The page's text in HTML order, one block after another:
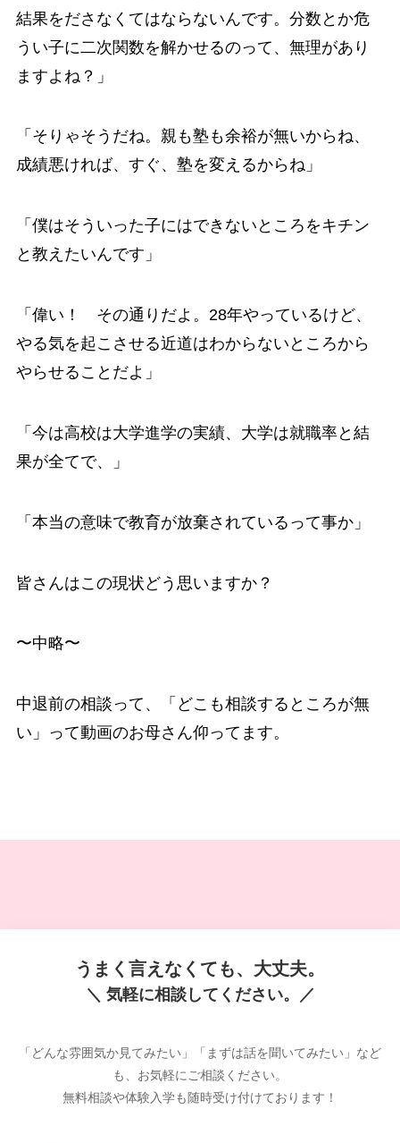
結果をださなくてはならないんです。分数とか危
うい子に二次関数を解かせるのって、無理があり
ますよね？」
「そりゃそうだね。親も塾も余裕が無いからね、
成績悪ければ、すぐ、塾を変えるからね」
「僕はそういった子にはできないところをキチン
と教えたいんです」
「偉い！ その通りだよ。28年やっているけど、
やる気を起こさせる近道はわからないところから
やらせることだよ」
「今は高校は大学進学の実績、大学は就職率と結
果が全てで、」
「本当の意味で教育が放棄されているって事か」
皆さんはこの現状どう思いますか？
〜中略〜
中退前の相談って、「どこも相談するところが無
い」って動画のお母さん仰ってます。
うまく言えなくても、大丈夫。
＼ 気軽に相談してください。／
「どんな雰囲気か見てみたい」「まずは話を聞いてみたい」など
も、お気軽にご相談ください。
無料相談や体験入学も随時受け付けております！